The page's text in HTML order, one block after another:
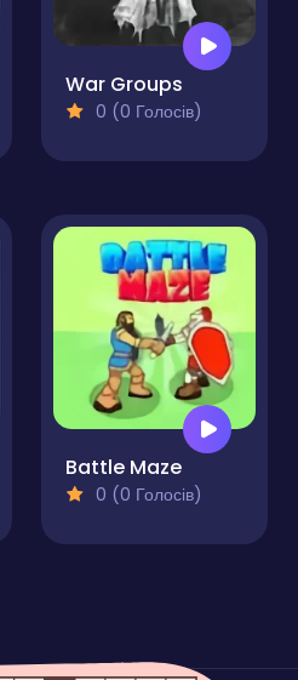
War Groups
0 (0 Голосів)
Battle Maze
0 (0 Голосів)